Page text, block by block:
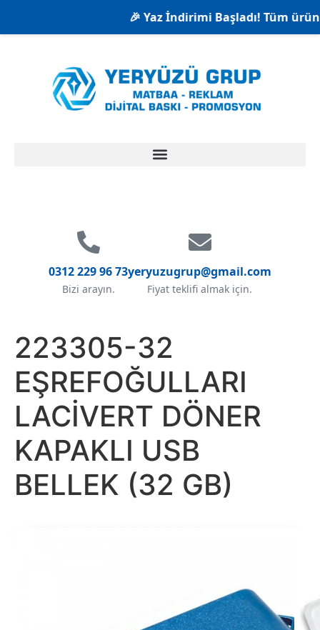
🎉 Yaz İndirimi Başladı! Tüm
0312 229 96 73
Bizi arayın.
yeryuzugrup@gmail.com
Fiyat teklifi almak için.
223305-32
EŞREFOĞULLARI
LACİVERT DÖNER
KAPAKLI USB
BELLEK (32 GB)